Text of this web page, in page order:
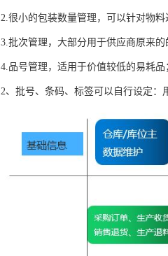
2.很小的包装数量管理，可以针对物料
3.批次管理，大部分用于供应商原来的
4.品号管理，适用于价值较低的易耗品
2、批号、条码、标签可以自行设定：